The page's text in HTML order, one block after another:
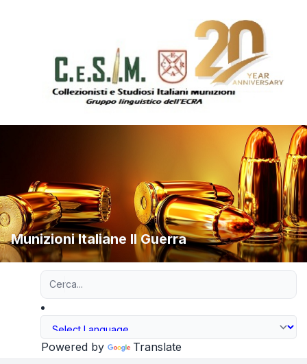
Munizioni Italiane II Guerra
Powered by Translate